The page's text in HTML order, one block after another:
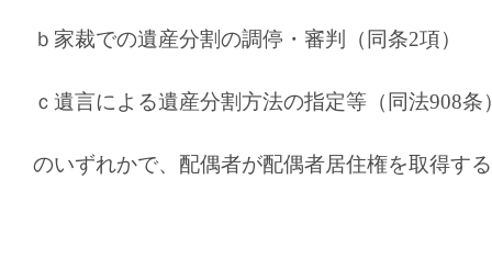
ｂ家裁での遺産分割の調停・審判（同条2項）
ｃ遺言による遺産分割方法の指定等（同法908条
のいずれかで、配偶者が配偶者居住権を取得す